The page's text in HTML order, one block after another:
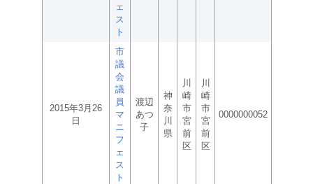
ェ
ス
ト
2015年3月26
日
市
議
会
議
員
マ
ニ
フ
ェ
ス
ト
渡辺
あつ
子
神
奈
川
県
川
崎
市
宮
前
区
川
崎
市
宮
前
区
0000000052